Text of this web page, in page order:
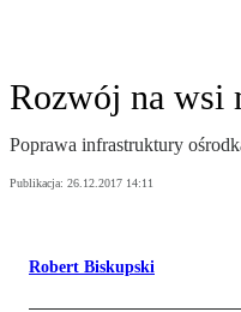
Rozwój na wsi
Poprawa infrastruktury
Publikacja: 26.12.2017 14:11
Robert Biskupski